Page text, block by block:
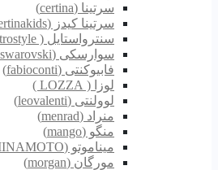
سرتینا (certina)
سرتینا کیدز (certinakids)
سنترواستایل ( Centrostyle )
سوارسکی (swarovski)
فابیوکنتی (fabioconti)
لوزا ( LOZZA )
لوولنتی (leovalenti)
منراد (menrad)
منگو (mango)
میناموتو (MINAMOTO )
مورگان (morgan)